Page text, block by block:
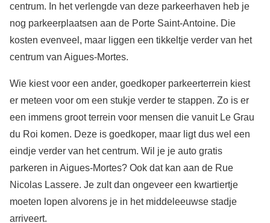
centrum. In het verlengde van deze parkeerhaven heb je
nog parkeerplaatsen aan de Porte Saint-Antoine. Die
kosten evenveel, maar liggen een tikkeltje verder van het
centrum van Aigues-Mortes.
Wie kiest voor een ander, goedkoper parkeerterrein kiest
er meteen voor om een stukje verder te stappen. Zo is er
een immens groot terrein voor mensen die vanuit Le Grau
du Roi komen. Deze is goedkoper, maar ligt dus wel een
eindje verder van het centrum. Wil je je auto gratis
parkeren in Aigues-Mortes? Ook dat kan aan de Rue
Nicolas Lassere. Je zult dan ongeveer een kwartiertje
moeten lopen alvorens je in het middeleeuwse stadje
arriveert.